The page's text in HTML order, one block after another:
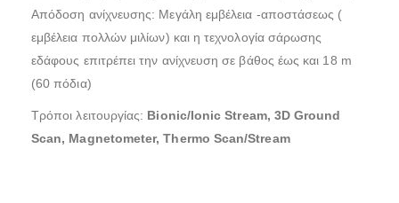
Απόδοση ανίχνευσης: Μεγάλη εμβέλεια -αποστάσεως (
εμβέλεια πολλών μιλίων) και η τεχνολογία σάρωσης
εδάφους επιτρέπει την ανίχνευση σε βάθος έως και 18 m
(60 πόδια)
Τρόποι λειτουργίας: Bionic/Ionic Stream, 3D Ground
Scan, Magnetometer, Thermo Scan/Stream